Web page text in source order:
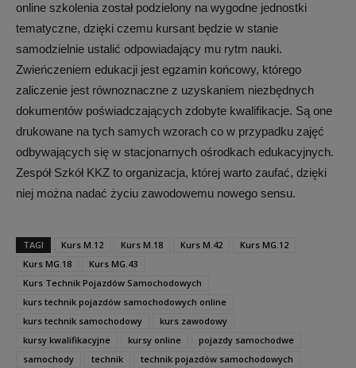
online szkolenia został podzielony na wygodne jednostki
tematyczne, dzięki czemu kursant będzie w stanie
samodzielnie ustalić odpowiadający mu rytm nauki.
Zwieńczeniem edukacji jest egzamin końcowy, którego
zaliczenie jest równoznaczne z uzyskaniem niezbędnych
dokumentów poświadczających zdobyte kwalifikacje. Są one
drukowane na tych samych wzorach co w przypadku zajęć
odbywających się w stacjonarnych ośrodkach edukacyjnych.
Zespół Szkół KKZ to organizacja, której warto zaufać, dzięki
niej można nadać życiu zawodowemu nowego sensu.
TAGI Kurs M.12 Kurs M.18 Kurs M.42
Kurs MG.12
Kurs MG.18
Kurs MG.43
Kurs Technik Pojazdów Samochodowych
kurs technik pojazdów samochodowych online
kurs technik samochodowy
kurs zawodowy
kursy kwalifikacyjne
kursy online
pojazdy samochodwe
samochody
technik technik pojazdów samochodowych